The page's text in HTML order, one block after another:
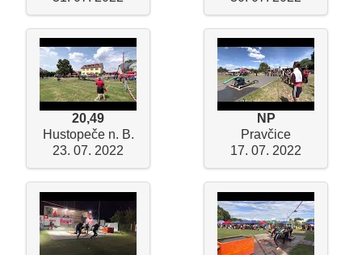
20,49
Hustopeče n. B.
23. 07. 2022
NP
Pravčice
17. 07. 2022